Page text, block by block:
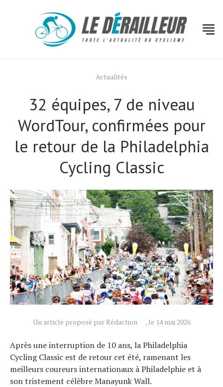
Actualités
32 équipes, 7 de niveau
WordTour, confirmées pour
le retour de la Philadelphia
Cycling Classic
Un article proposé par Rédaction , le 14 mai 2026
Après une interruption de 10 ans, la Philadelphia
Cycling Classic est de retour cet été, ramenant les
meilleurs coureurs internationaux à Philadelphie et à
son tristement célèbre Manayunk Wall.
Actualités